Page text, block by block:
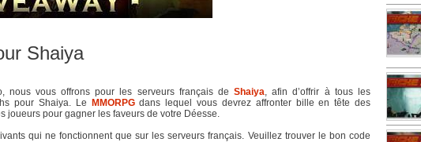
Shaiya
nous vous offrons pour les serveurs français deShaiya, afin d’offrir à tous les
pour Shaiya. Le
MMORPGdans lequel vous devrez affronter bille en tête des
joueurs pour gagner les faveurs de votre Déesse.
qui ne fonctionnent que sur les serveurs français. Veuillez trouver le bon code